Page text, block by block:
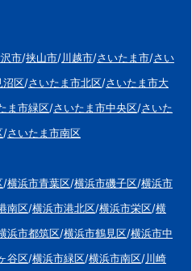
市/挟山市/川越市/さいたま市/さい
沼区/さいたま市北区/さいたま市大
ま市緑区/さいたま市中央区/さいた
/さいたま市南区
/横浜市青葉区/横浜市磯子区/横浜市
南区/横浜市港北区/横浜市栄区/横
浜市都筑区/横浜市鶴見区/横浜市中
谷区/横浜市緑区/横浜市南区/川崎